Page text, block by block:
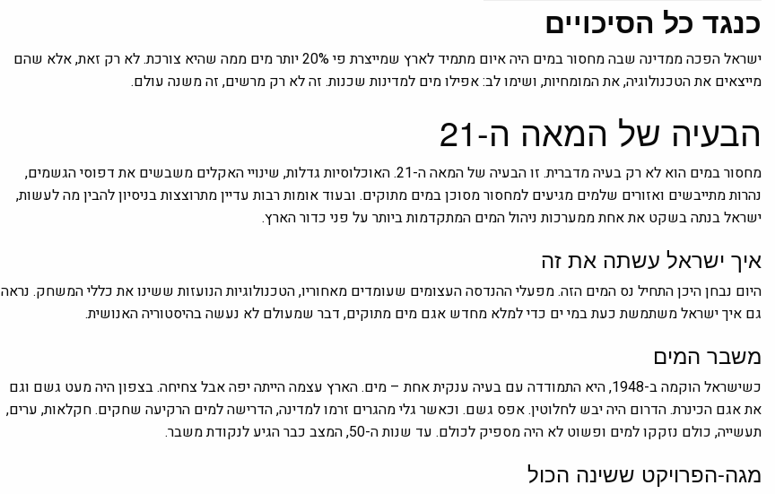
כנגד כל הסיכויים
ישראל הפכה ממדינה שבה מחסור במים היה איום מתמיד לארץ שמייצרת פי 20% יותר מים ממה שהיא צורכת. לא רק זאת, אלא שהם
מייצאים את הטכנולוגיה, את המומחיות, ושימו לב: אפילו מים למדינות שכנות. זה לא רק מרשים, זה משנה עולם.
הבעיה של המאה ה-21
מחסור במים הוא לא רק בעיה מדברית. זו הבעיה של המאה ה-21. האוכלוסיות גדלות, שינויי האקלים משבשים את דפוסי הגשמים,
נהרות מתייבשים ואזורים שלמים מגיעים למחסור מסוכן במים מתוקים. ובעוד אומות רבות עדיין מתרוצצות בניסיון להבין מה לעשות,
ישראל בנתה בשקט את אחת ממערכות ניהול המים המתקדמות ביותר על פני כדור הארץ.
איך ישראל עשתה את זה
היום נבחן היכן התחיל נס המים הזה. מפעלי ההנדסה העצומים שעומדים מאחוריו, הטכנולוגיות הנועזות ששינו את כללי המשחק. נראה
גם איך ישראל משתמשת כעת במי ים כדי למלא מחדש אגם מים מתוקים, דבר שמעולם לא נעשה בהיסטוריה האנושית.
משבר המים
כשישראל הוקמה ב-1948, היא התמודדה עם בעיה ענקית אחת – מים. הארץ עצמה הייתה יפה אבל צחיחה. בצפון היה מעט גשם וגם
את אגם הכינרת. הדרום היה יבש לחלוטין. אפס גשם. וכאשר גלי מהגרים זרמו למדינה, הדרישה למים הרקיעה שחקים. חקלאות, ערים,
תעשייה, כולם נזקקו למים ופשוט לא היה מספיק לכולם. עד שנות ה-50, המצב כבר הגיע לנקודת משבר.
מגה-הפרויקט ששינה הכול